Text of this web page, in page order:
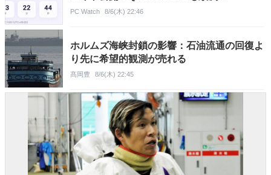
PC Watch 8/6(木) 22:46
ホルムズ海峡封鎖の影響：石油流通の回復よ
り先に希望的観測が売れる
髙岡豊 8/6(木) 22:45